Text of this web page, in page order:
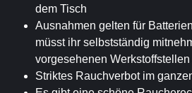
dem Tisch
Ausnahmen gelten für
müsst ihr selbstständig
vorgesehenen
Striktes Rauchverbot im